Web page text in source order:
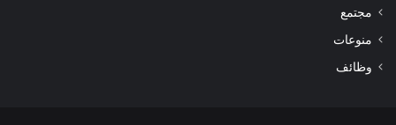
مجتمع
منوعات
وظائف